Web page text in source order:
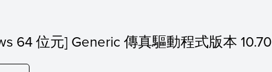
64 位元] Generic 傳真驅動程式版本 10.70